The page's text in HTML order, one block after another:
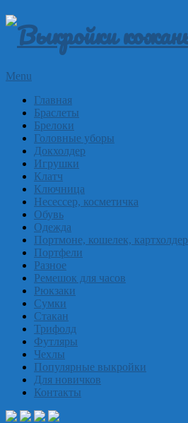
Skip
content
Выкройки
из
кожи
бесплатно
Skinpat
Primary
Menu
Menu
Главная
Браслеты
Брелоки
Головные уборы
Докхолдер
Игрушки
Клатч
Ключница
Несессер, косметичка
Обувь
Одежда
Портмоне, кошелек, картхолдер
Портфели
Разное
Ремешок для часов
Рюкзаки
Сумки
Стакан
Трифолд
Футляры
Чехлы
Популярные выкройки
Для новичков
Контакты